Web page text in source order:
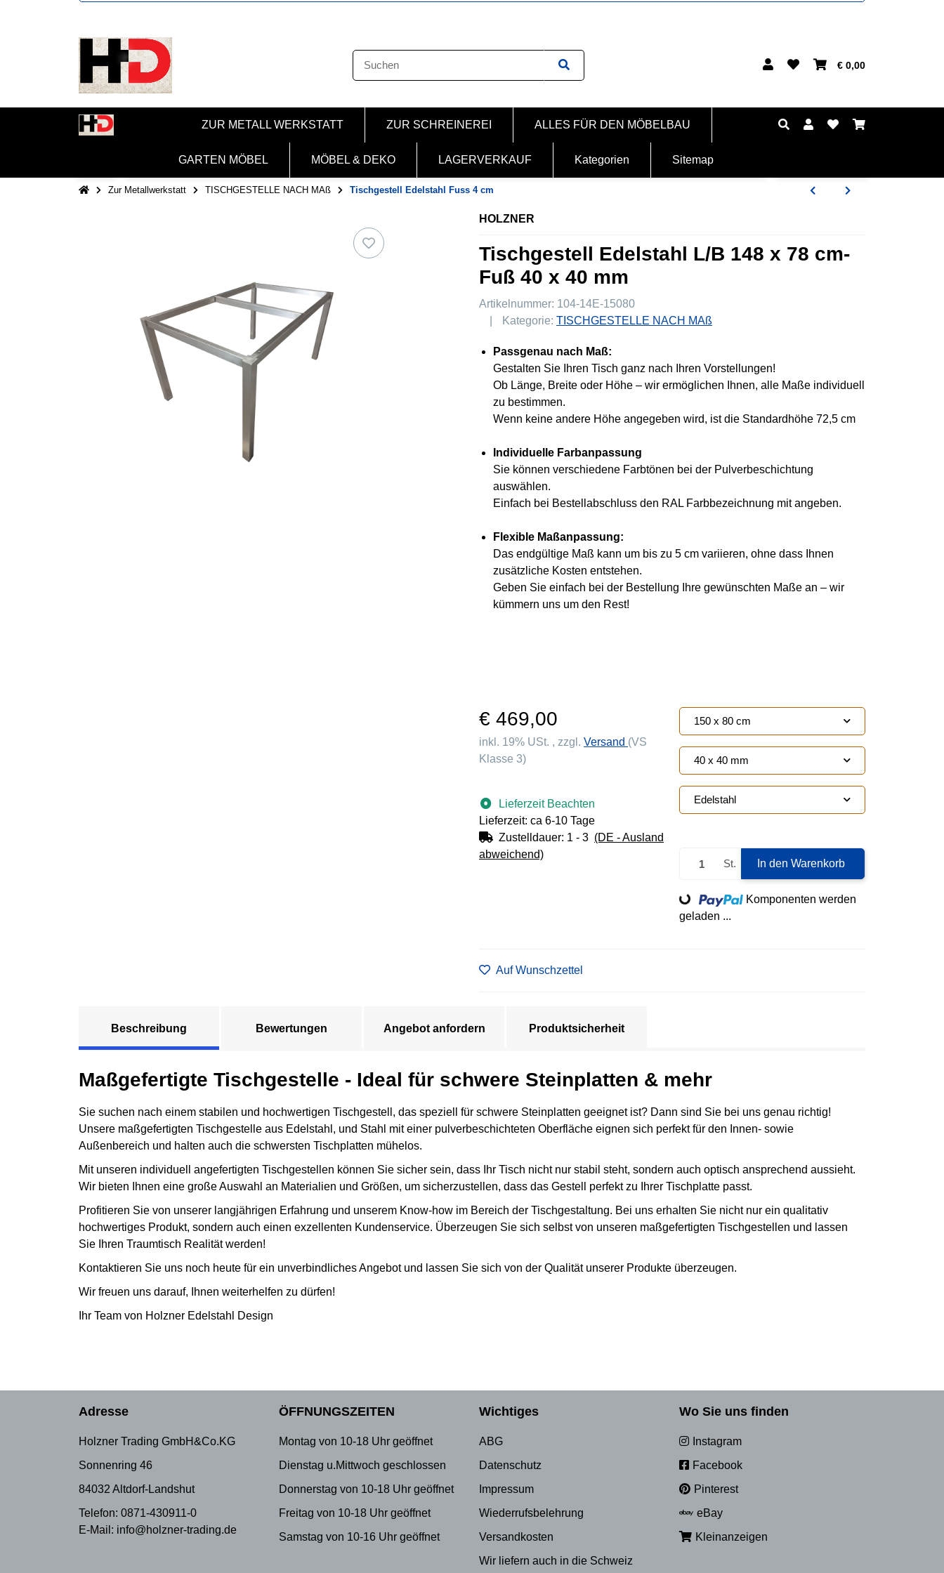
€ 0,00
ZUR METALL WERKSTATT ZUR SCHREINEREI ALLES FÜR DEN MÖBELBAU
GARTEN MÖBEL MÖBEL & DEKO LAGERVERKAUF Kategorien Sitemap
Zur Metallwerkstatt TISCHGESTELLE NACH MAß Tischgestell Edelstahl Fuss 4 cm
HOLZNER
Tischgestell Edelstahl L/B 148 x 78 cm-
Fuß 40 x 40 mm
Artikelnummer: 104-14E-15080
Kategorie: TISCHGESTELLE NACH MAß
Passgenau nach Maß:
Gestalten Sie Ihren Tisch ganz nach Ihren Vorstellungen!
Ob Länge, Breite oder Höhe – wir ermöglichen Ihnen, alle Maße individuell
zu bestimmen.
Wenn keine andere Höhe angegeben wird, ist die Standardhöhe 72,5 cm
Individuelle Farbanpassung
Sie können verschiedene Farbtönen bei der Pulverbeschichtung
auswählen.
Einfach bei Bestellabschluss den RAL Farbbezeichnung mit angeben.
Flexible Maßanpassung:
Das endgültige Maß kann um bis zu 5 cm variieren, ohne dass Ihnen
zusätzliche Kosten entstehen.
Geben Sie einfach bei der Bestellung Ihre gewünschten Maße an – wir
kümmern uns um den Rest!
€ 469,00
inkl. 19% USt. , zzgl. Versand (VS
Klasse 3)
Lieferzeit Beachten
Lieferzeit: ca 6-10 Tage
Zustelldauer: 1 - 3 (DE - Ausland
abweichend)
150 x 80 cm
40 x 40 mm
Edelstahl
St. In den Warenkorb
Loading...
Komponenten werden
geladen ...
Auf Wunschzettel
Beschreibung Bewertungen Angebot anfordern Produktsicherheit
Maßgefertigte Tischgestelle - Ideal für schwere Steinplatten & mehr
Sie suchen nach einem stabilen und hochwertigen Tischgestell, das speziell für schwere Steinplatten geeignet ist? Dann sind Sie bei uns genau richtig!
Unsere maßgefertigten Tischgestelle aus Edelstahl, und Stahl mit einer pulverbeschichteten Oberfläche eignen sich perfekt für den Innen- sowie
Außenbereich und halten auch die schwersten Tischplatten mühelos.
Mit unseren individuell angefertigten Tischgestellen können Sie sicher sein, dass Ihr Tisch nicht nur stabil steht, sondern auch optisch ansprechend aussieht.
Wir bieten Ihnen eine große Auswahl an Materialien und Größen, um sicherzustellen, dass das Gestell perfekt zu Ihrer Tischplatte passt.
Profitieren Sie von unserer langjährigen Erfahrung und unserem Know-how im Bereich der Tischgestaltung. Bei uns erhalten Sie nicht nur ein qualitativ
hochwertiges Produkt, sondern auch einen exzellenten Kundenservice. Überzeugen Sie sich selbst von unseren maßgefertigten Tischgestellen und lassen
Sie Ihren Traumtisch Realität werden!
Kontaktieren Sie uns noch heute für ein unverbindliches Angebot und lassen Sie sich von der Qualität unserer Produkte überzeugen.
Wir freuen uns darauf, Ihnen weiterhelfen zu dürfen!
Ihr Team von Holzner Edelstahl Design
Adresse
Holzner Trading GmbH&Co.KG
Sonnenring 46
84032 Altdorf-Landshut
Telefon: 0871-430911-0
E-Mail: info@holzner-trading.de
ÖFFNUNGSZEITEN
Montag von 10-18 Uhr geöffnet
Dienstag u.Mittwoch geschlossen
Donnerstag von 10-18 Uhr geöffnet
Freitag von 10-18 Uhr geöffnet
Samstag von 10-16 Uhr geöffnet
Wichtiges
ABG
Datenschutz
Impressum
Wiederrufsbelehrung
Versandkosten
Wir liefern auch in die Schweiz
Wo Sie uns finden
Instagram
Facebook
Pinterest
eBay
Kleinanzeigen